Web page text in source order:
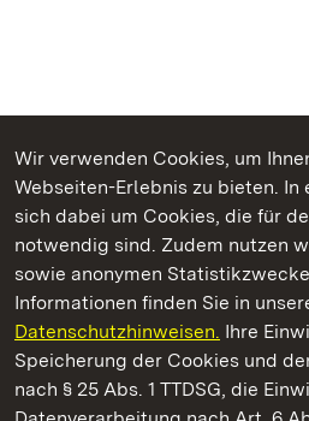
Wir verwenden Cookies, um
Webseiten-Erlebnis zu bieten.
sich dabei um Cookies, die für
notwendig sind. Zudem nutzen
sowie anonymen
Informationen finden Sie in
Datenschutzhinweisen. Ihre
Speicherung der Cookies und
nach § 25 Abs. 1 TTDSG, die
Kommen. Staunen. Genießen.
Staatliche Schlösser und Gärten
Staatliche Schlösser und